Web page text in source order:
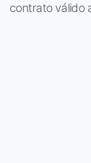
contrato válido